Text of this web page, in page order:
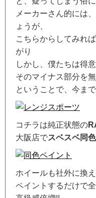
メーカーさん的には
ょうが、
こちらからしてみれ
がり
しかし、僕たちは得
そのマイナス部分を
ということで、今ま
コチラは純正状態の
大阪店でスベスベ同
ホイールも社外に換
ペイントするだけで